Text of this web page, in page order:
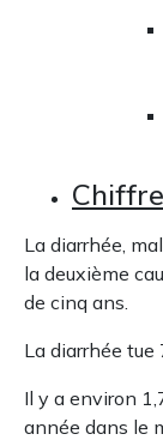
La diarrhée,
la deuxième
de cinq ans.
La diarrhée
Il y a environ
année dans le